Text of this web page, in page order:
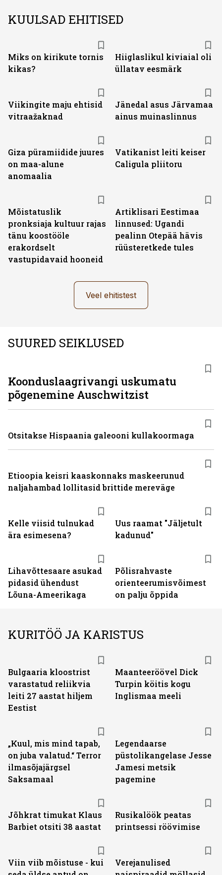
KUULSAD EHITISED
Miks on kirikute tornis
kikas?
Hiiglaslikul kiviaial oli
üllatav eesmärk
Viikingite maju ehtisid
vitraažaknad
Jänedal asus Järvamaa
ainus muinaslinnus
Giza püramiidide juures
on maa-alune
anomaalia
Vatikanist leiti keiser
Caligula pliitoru
Mõistatuslik
pronksiaja kultuur rajas
tänu koostööle
erakordselt
vastupidavaid hooneid
Artiklisari Eestimaa
linnused: Ugandi
pealinn Otepää hävis
rüüsteretkede tules
Veel ehitistest
SUURED SEIKLUSED
Kelle viisid tulnukad
ära esimesena?
Uus raamat "Jäljetult
kadunud"
Lihavõttesaare asukad
pidasid ühendust
Lõuna-Ameerikaga
Põlisrahvaste
orienteerumisvõimest
on palju õppida
Koonduslaagrivangi uskumatu
põgenemine Auschwitzist
Otsitakse Hispaania galeooni kullakoormaga
Etioopia keisri kaaskonnaks maskeerunud
naljahambad lollitasid brittide mereväge
KURITÖÖ JA KARISTUS
Bulgaaria kloostrist
varastatud reliikvia
leiti 27 aastat hiljem
Eestist
Maanteeröövel Dick
Turpin köitis kogu
Inglismaa meeli
„Kuul, mis mind tapab,
on juba valatud.“ Terror
ilmasõjajärgsel
Saksamaal
Legendaarse
püstolikangelase Jesse
Jamesi metsik
pagemine
Jõhkrat timukat Klaus
Barbiet otsiti 38 aastat
Rusikalöök peatas
printsessi röövimise
Viin viib mõistuse - kui
Verejanulised